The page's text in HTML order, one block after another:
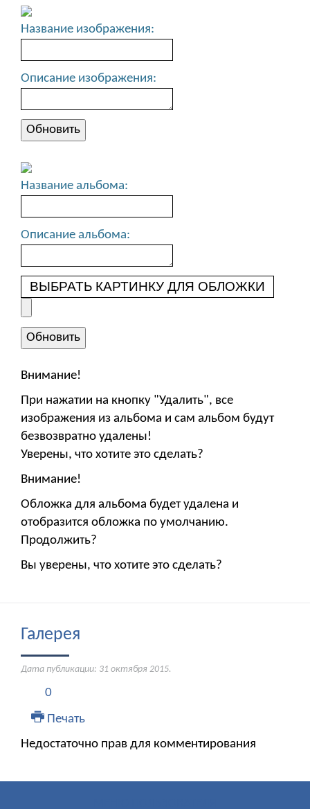
Название изображения:
Описание изображения:
Название альбома:
Описание альбома:
ВЫБРАТЬ КАРТИНКУ ДЛЯ ОБЛОЖКИ
Внимание!
При нажатии на кнопку "Удалить", все
изображения из альбома и сам альбом будут
безвозвратно удалены!
Уверены, что хотите это сделать?
Внимание!
Обложка для альбома будет удалена и
отобразится обложка по умолчанию.
Продолжить?
Вы уверены, что хотите это сделать?
Галерея
Дата публикации: 31 октября 2015.
0
Печать
Недостаточно прав для комментирования